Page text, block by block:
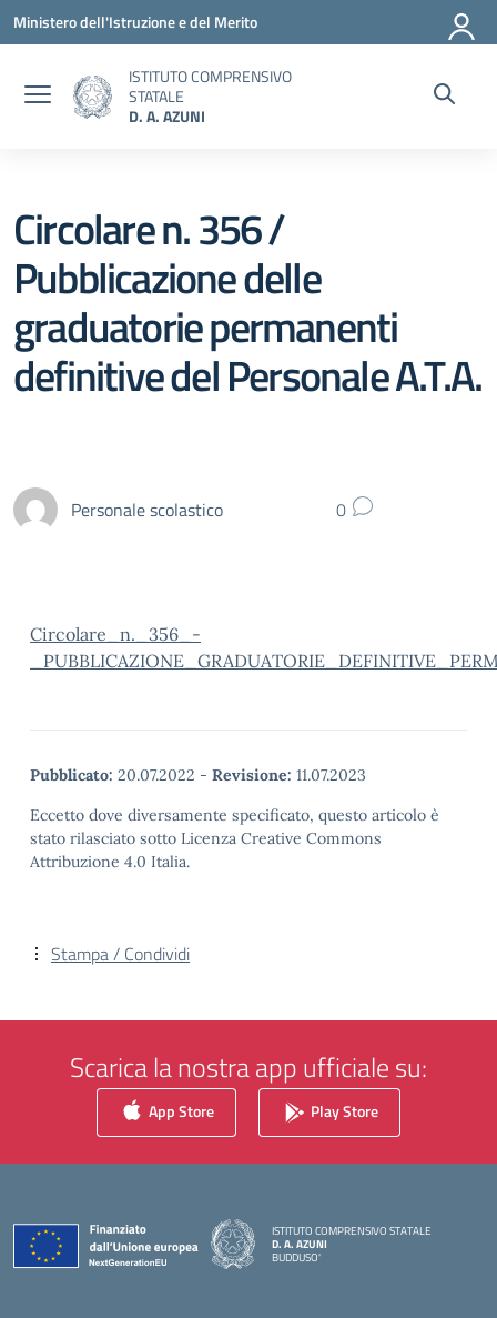
Vai ai contenuti
Vai al menu di navigazione
Vai al footer
Ministero dell'Istruzione e del Merito
ISTITUTO COMPRENSIVO
STATALE
D. A. AZUNI
Circolare n. 356 /
Pubblicazione delle
graduatorie permanenti
definitive del Personale A.T.A.
Personale scolastico 0
Circolare_n._356_-
Pubblicato: 20.07.2022 - Revisione: 11.07.2023
Eccetto dove diversamente specificato, questo articolo è
stato rilasciato sotto Licenza Creative Commons
Attribuzione 4.0 Italia.
Stampa / Condividi
Scarica la nostra app ufficiale su:
App Store Play Store
ISTITUTO COMPRENSIVO STATALE
D. A. AZUNI
BUDDUSO'